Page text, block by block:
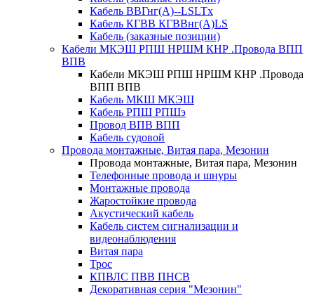
Кабель ВВГнг(А)--LSLTx
Кабель КГВВ КГВВнг(А)LS
Кабель (заказные позиции)
Кабели МКЭШ РПШ НРШМ КНР .Провода ВПП
ВПВ
Кабели МКЭШ РПШ НРШМ КНР .Провода
ВПП ВПВ
Кабель МКШ МКЭШ
Кабель РПШ РПШэ
Провод ВПВ ВПП
Кабель судовой
Провода монтажные, Витая пара, Мезонин
Провода монтажные, Витая пара, Мезонин
Телефонные провода и шнуры
Монтажные провода
Жаростойкие провода
Акустический кабель
Кабель систем сигнализации и
видеонаблюдения
Витая пара
Трос
КПВЛС ПВВ ПНСВ
Декоративная серия "Мезонин"